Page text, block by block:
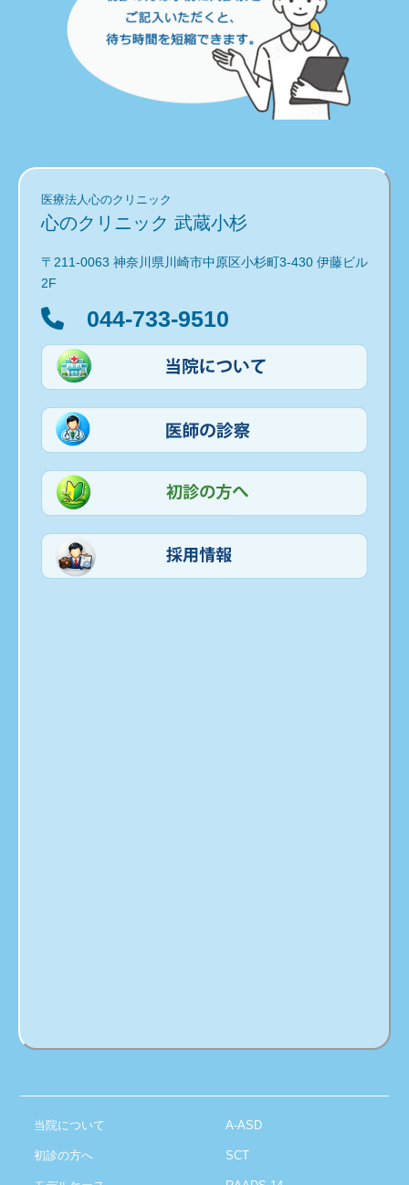
医療法人心のクリニック
心のクリニック 武蔵小杉
〒211-0063 神奈川県川崎市中原区小杉町3-430 伊藤ビル
2F
044-733-9510
当院について
初診の方へ
A-ASD
SCT